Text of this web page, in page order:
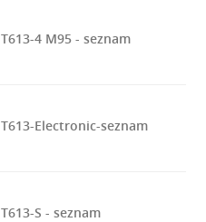
T613-4 M95 - seznam
T613-Electronic-seznam
T613-S - seznam